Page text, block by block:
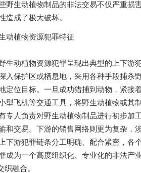
野生动植物制品的非法交易不仅严重损
造成了极大破坏。
植物资源犯罪特征
动植物资源犯罪呈现出典型的上下游犯
入保护区或栖息地，采用各种手段捕杀
定位目标。一旦成功猎捕到动物，紧接
型飞机等交通工具，将野生动植物或其
专人负责对野生动植物制品进行初步加
和交易。下游的销售网络则更为复杂，
下游犯罪链条分工明确、配合紧密，各
成为一个高度组织化、专业化的非法产业
融合。